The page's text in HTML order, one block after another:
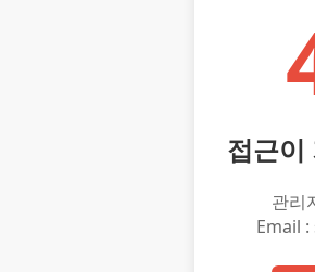
접근이
관리
Email